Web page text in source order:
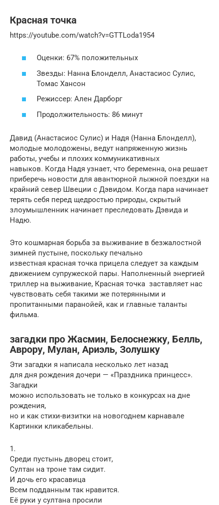
Красная точка
https://youtube.com/watch?v=GTTLoda1954
Оценки: 67% положительных
Звезды: Нанна Блонделл, Анастасиос Сулис,
Томас Хансон
Режиссер: Ален Дарборг
Продолжительность: 86 минут
Давид (Анастасиос Сулис) и Надя (Нанна Блонделл),
молодые молодожены, ведут напряженную жизнь
работы, учебы и плохих коммуникативных
навыков. Когда Надя узнает, что беременна, она решает
приберечь новости для авантюрной лыжной поездки на
крайний север Швеции с Дэвидом. Когда пара начинает
терять себя перед щедростью природы, скрытый
злоумышленник начинает преследовать Дэвида и
Надю.
Это кошмарная борьба за выживание в безжалостной
зимней пустыне, поскольку печально
известная красная точка прицела следует за каждым
движением супружеской пары. Наполненный энергией
триллер на выживание, Красная точка заставляет нас
чувствовать себя такими же потерянными и
пропитанными паранойей, как и главные таланты
фильма.
загадки про Жасмин, Белоснежку, Белль,
Аврору, Мулан, Ариэль, Золушку
Эти загадки я написала несколько лет назад
для дня рождения дочери — «Праздника принцесс».
Загадки
можно использовать не только в конкурсах на дне
рождения,
но и как стихи-визитки на новогоднем карнавале
Картинки кликабельны.
1.
Среди пустынь дворец стоит,
Султан на троне там сидит.
И дочь его красавица
Всем подданным так нравится.
Её руки у султана просили